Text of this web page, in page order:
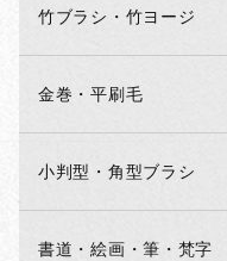
竹ブラシ・竹ヨージ
金巻・平刷毛
小判型・角型ブラシ
書道・絵画・筆・梵字